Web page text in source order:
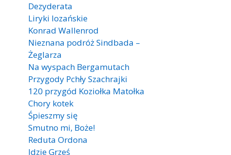
Dezyderata
Liryki lozańskie
Konrad Wallenrod
Nieznana podróż Sindbada –
Żeglarza
Na wyspach Bergamutach
Przygody Pchły Szachrajki
120 przygód Koziołka Matołka
Chory kotek
Śpieszmy się
Smutno mi, Boże!
Reduta Ordona
Idzie Grześ